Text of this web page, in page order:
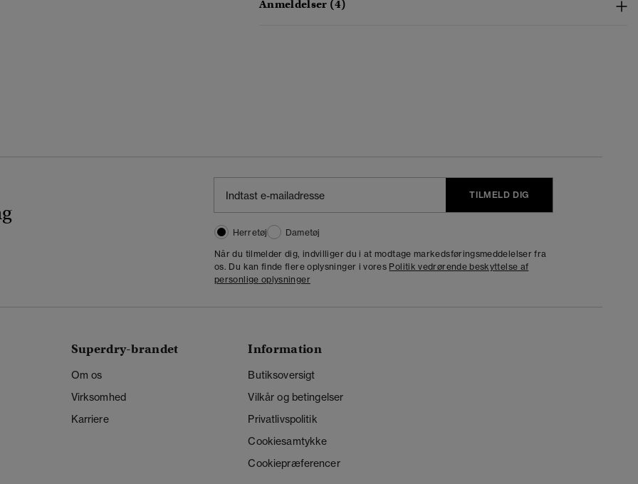
Anmeldelser (4)
TILMELD DIG
Herretøj
Dametøj
Når du tilmelder dig, indvilliger du i at modtage markedsføringsmeddelelser fra
os. Du kan finde flere oplysninger i vores Politik vedrørende beskyttelse af
personlige oplysninger
Superdry-brandet
Om os
Virksomhed
Karriere
Information
Butiksoversigt
Vilkår og betingelser
Privatlivspolitik
Cookiesamtykke
Cookiepræferencer